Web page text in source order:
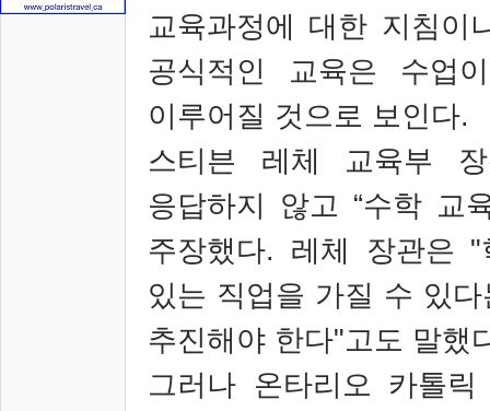
교육과정에 대한 지침이
공식적인 교육은 수업
이루어질 것으로 보인다.
스티븐 레체 교육부
응답하지 않고 “수학 교
주장했다. 레체 장관은 "
있는 직업을 가질 수 있
추진해야 한다"고도 말했
그러나 온타리오 카톨